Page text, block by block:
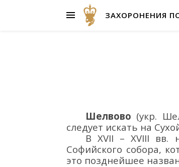
ЗАХОРОНЕНИЯ
Шелвово (укр.
следует искать на
В XVII – XVIII вв.
Софийского собора,
это позднейшее